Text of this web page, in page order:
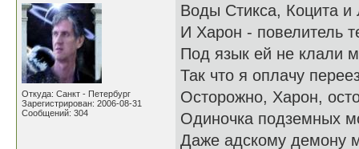
Откуда: Санкт - Петербург
Зарегистрирован: 2006-08-31
Сообщений: 304
Воды Cтикса, Коцита и
И Харон - повелитель
Под язык ей не клали
Так что я оплачу
Осторожно, Харон,
Одиночка подземных
Даже адскому демону